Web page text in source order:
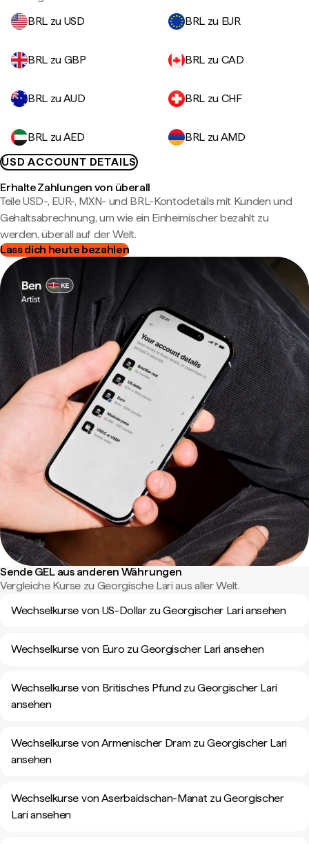
BRL zu USD
BRL zu EUR
BRL zu GBP BRL zu CAD
BRL zu AUD BRL zu CHF
BRL zu AED
BRL zu AMD
USD ACCOUNT DETAILS
Erhalte Zahlungen von überall
Teile USD-, EUR-, MXN- und BRL-Kontodetails mit Kunden und
Gehaltsabrechnung, um wie ein Einheimischer bezahlt zu
werden, überall auf der Welt.
Lass dich heute bezahlen
Sende GEL aus anderen Währungen
Vergleiche Kurse zu Georgische Lari aus aller Welt.
Wechselkurse von US-Dollar zu Georgischer Lari ansehen
Wechselkurse von Euro zu Georgischer Lari ansehen
Wechselkurse von Britisches Pfund zu Georgischer Lari
ansehen
Wechselkurse von Armenischer Dram zu Georgischer Lari
ansehen
Wechselkurse von Aserbaidschan-Manat zu Georgischer
Lari ansehen